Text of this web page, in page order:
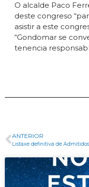
O alcalde Paco
deste congreso
asistir a este
“Gondomar se
tenencia
ANTERIOR